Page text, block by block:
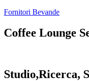
Fornitori Bevande
Coffee Lounge
Studio,Ricerca,